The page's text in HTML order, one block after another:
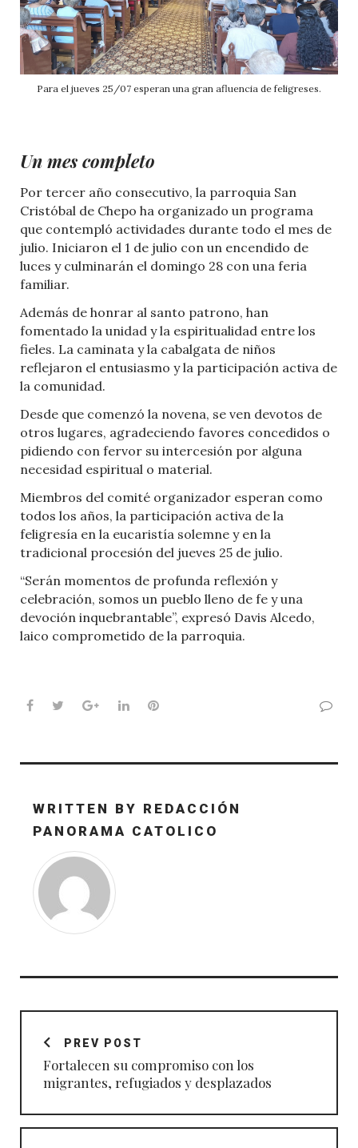
Para el jueves 25/07 esperan una gran afluencia de feligreses.
Un mes completo
Por tercer año consecutivo, la parroquia San
Cristóbal de Chepo ha organizado un programa
que contempló actividades durante todo el mes de
julio. Iniciaron el 1 de julio con un encendido de
luces y culminarán el domingo 28 con una feria
familiar.
Además de honrar al santo patrono, han
fomentado la unidad y la espiritualidad entre los
fieles. La caminata y la cabalgata de niños
reflejaron el entusiasmo y la participación activa de
la comunidad.
Desde que comenzó la novena, se ven devotos de
otros lugares, agradeciendo favores concedidos o
pidiendo con fervor su intercesión por alguna
necesidad espiritual o material.
Miembros del comité organizador esperan como
todos los años, la participación activa de la
feligresía en la eucaristía solemne y en la
tradicional procesión del jueves 25 de julio.
“Serán momentos de profunda reflexión y
celebración, somos un pueblo lleno de fe y una
devoción inquebrantable”, expresó Davis Alcedo,
laico comprometido de la parroquia.
Facebook
TwitterGoogle+LinkedInPinterest
WRITTEN BY REDACCIÓN
PANORAMA CATOLICO
Navegación
entradasPREV POST
Fortalecen su compromiso con los
migrantes, refugiados y desplazados